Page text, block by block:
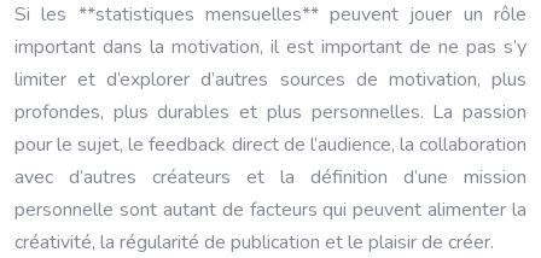
Si les **statistiques mensuelles** peuvent jouer un rôle
important dans la motivation, il est important de ne pas s’y
limiter et d’explorer d’autres sources de motivation, plus
profondes, plus durables et plus personnelles. La passion
pour le sujet, le feedback direct de l’audience, la collaboration
avec d’autres créateurs et la définition d’une mission
personnelle sont autant de facteurs qui peuvent alimenter la
créativité, la régularité de publication et le plaisir de créer.